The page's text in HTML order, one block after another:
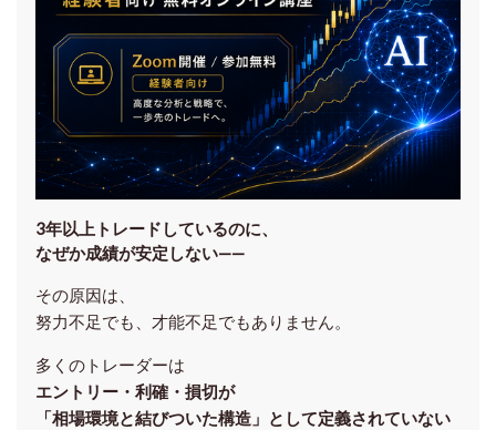
3年以上トレードしているのに、
なぜか成績が安定しない——
その原因は、
努力不足でも、才能不足でもありません。
多くのトレーダーは
エントリー・利確・損切が
「相場環境と結びついた構造」として定義されていない